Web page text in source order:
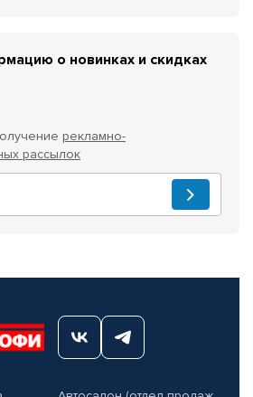
о новинках и скидках
рекламно-
рассылок